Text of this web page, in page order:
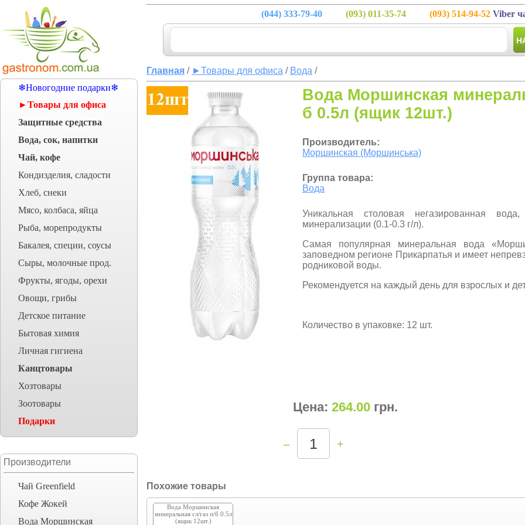
❄Новогодние подарки❄
►Товары для офиса
Защитные средства
Вода, сок, напитки
Чай, кофе
Кондизделия, сладости
Хлеб, снеки
Мясо, колбаса, яйца
Рыба, морепродукты
Бакалея, специи, соусы
Сыры, молочные прод.
Фрукты, ягоды, орехи
Овощи, грибы
Детское питание
Бытовая химия
Личная гигиена
Канцтовары
Хозтовары
Зоотовары
Подарки
Производители
Чай Greenfield
Кофе Жокей
Вода Моршинская
(044) 333-79-40 (093) 011-35-74 (093) 514-94-52 Viber
Главная / ►Товары для офиса / Вода /
Вода Моршинская
б 0.5л (ящик 12шт.)
Производитель:
Моршинская (Моршинська)
Группа товара:
Вода
Уникальная столовая негазированная
минерализации (0.1-0.3 г/л).
Самая популярная минеральная вода
заповедном регионе Прикарпатья и имеет
родниковой воды.
Рекомендуется на каждый день для взрослых и
Количество в упаковке: 12 шт.
Цена: 264.00 грн.
– +
Похожие товары
Вода Моршинская
минеральная сл/газ п/б 0.5л
(ящик 12шт.)